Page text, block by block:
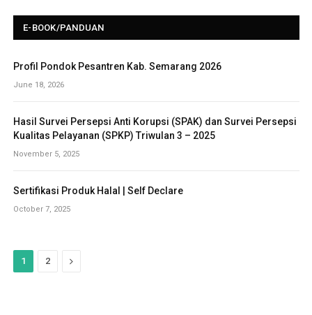
E-BOOK/PANDUAN
Profil Pondok Pesantren Kab. Semarang 2026
June 18, 2026
Hasil Survei Persepsi Anti Korupsi (SPAK) dan Survei Persepsi
Kualitas Pelayanan (SPKP) Triwulan 3 – 2025
November 5, 2025
Sertifikasi Produk Halal | Self Declare
October 7, 2025
1 2
N